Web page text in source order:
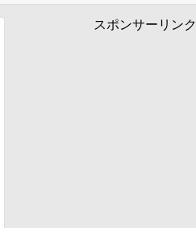
スポンサーリンク